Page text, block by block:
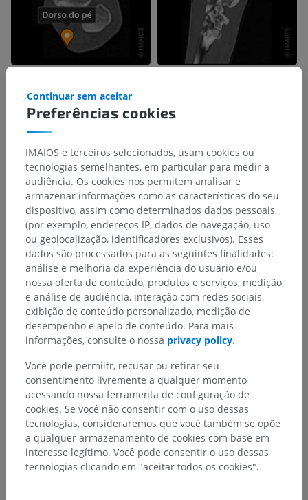
Hierarquia anatômica
Anatomia veterinária
Partes do corpo> Membro pélvico> Pé>
Preferências cookies
Continuar sem aceitar
IMAIOS e terceiros selecionados, usam cookies ou
tecnologias semelhantes, em particular para medir a
audiência. Os cookies nos permitem analisar e
armazenar informações como as características do seu
dispositivo, assim como determinados dados pessoais
(por exemplo, endereços IP, dados de navegação, uso
ou geolocalização, identificadores exclusivos). Esses
dados são processados para as seguintes finalidades:
análise e melhoria da experiência do usuário e/ou
nossa oferta de conteúdo, produtos e serviços, medição
e análise de audiência, interação com redes sociais,
exibição de conteúdo personalizado, medição de
desempenho e apelo de conteúdo. Para mais
informações, consulte o nossa privacy policy.
Você pode permiitr, recusar ou retirar seu
consentimento livremente a qualquer momento
acessando nossa ferramenta de configuração de
cookies. Se você não consentir com o uso dessas
tecnologias, consideraremos que você também se opõe
a qualquer armazenamento de cookies com base em
interesse legítimo. Você pode consentir o uso dessas
tecnologias clicando em "aceitar todos os cookies".